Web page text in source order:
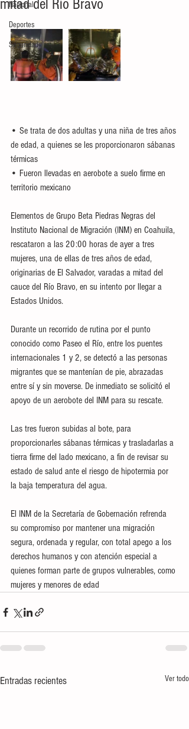
Nacional
Deportes
Seguridad
mitad del Río Bravo
• Se trata de dos adultas y una niña de tres años
de edad, a quienes se les proporcionaron sábanas
térmicas
• Fueron llevadas en aerobote a suelo firme en
territorio mexicano
Elementos de Grupo Beta Piedras Negras del
Instituto Nacional de Migración (INM) en Coahuila,
rescataron a las 20:00 horas de ayer a tres
mujeres, una de ellas de tres años de edad,
originarias de El Salvador, varadas a mitad del
cauce del Río Bravo, en su intento por llegar a
Estados Unidos.
Durante un recorrido de rutina por el punto
conocido como Paseo el Río, entre los puentes
internacionales 1 y 2, se detectó a las personas
migrantes que se mantenían de pie, abrazadas
entre sí y sin moverse. De inmediato se solicitó el
apoyo de un aerobote del INM para su rescate.
Las tres fueron subidas al bote, para
proporcionarles sábanas térmicas y trasladarlas a
tierra firme del lado mexicano, a fin de revisar su
estado de salud ante el riesgo de hipotermia por
la baja temperatura del agua.
El INM de la Secretaría de Gobernación refrenda
su compromiso por mantener una migración
segura, ordenada y regular, con total apego a los
derechos humanos y con atención especial a
quienes forman parte de grupos vulnerables, como
mujeres y menores de edad
Entradas recientes Ver todo